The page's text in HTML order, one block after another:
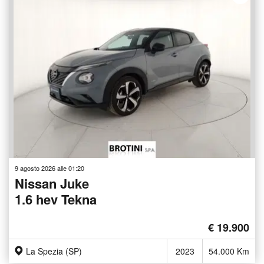
9 agosto 2026 alle 01:20
Nissan Juke
1.6 hev Tekna
€ 19.900
La Spezia (SP) 2023 54.000 Km